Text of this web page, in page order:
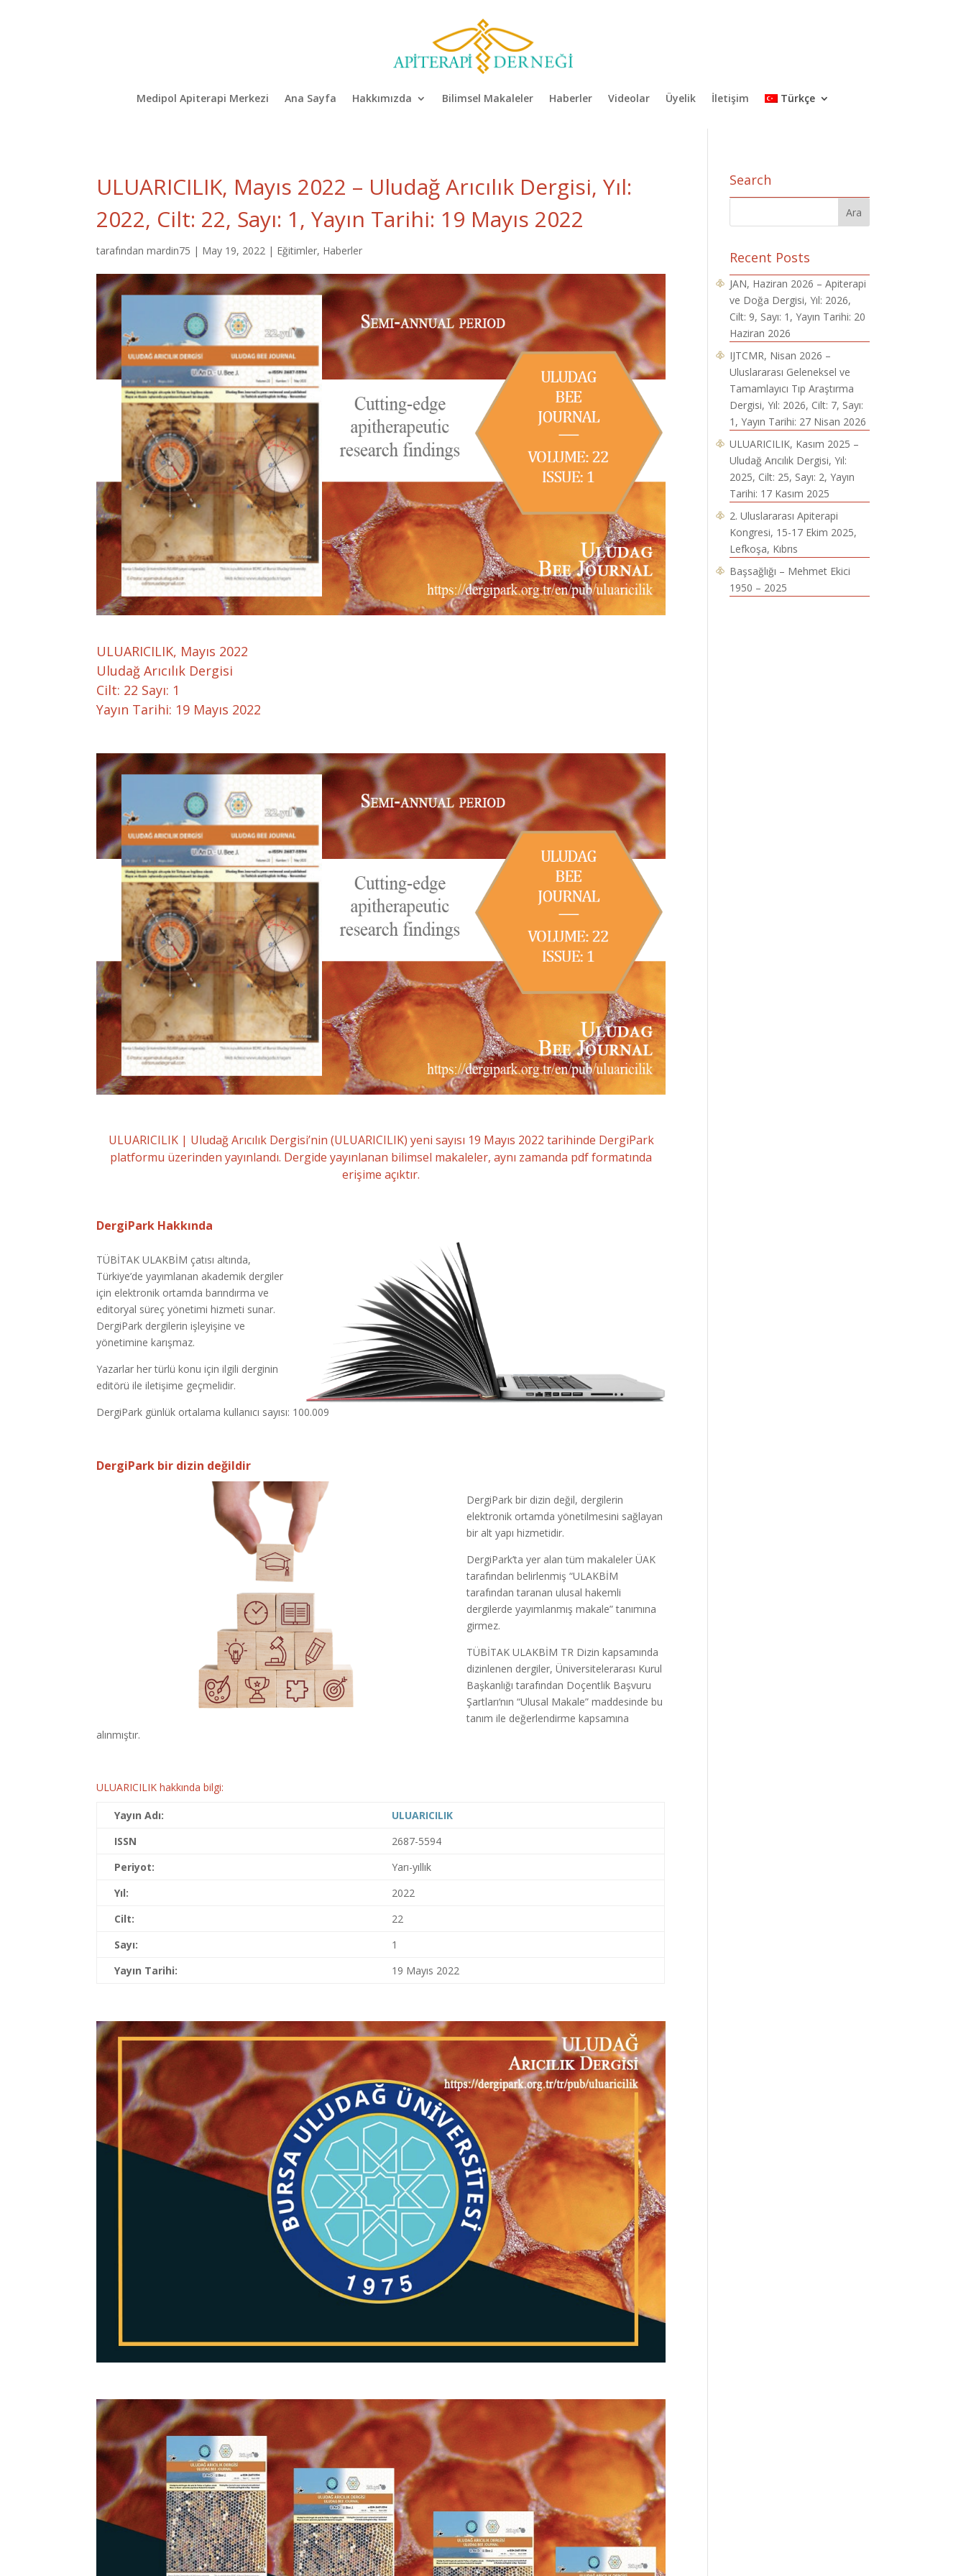
Medipol Apiterapi Merkezi Ana Sayfa Hakkımızda Bilimsel Makaleler Haberler Videolar Üyelik İletişim Türkçe
ULUARICILIK, Mayıs 2022 – Uludağ Arıcılık Dergisi, Yıl:
2022, Cilt: 22, Sayı: 1, Yayın Tarihi: 19 Mayıs 2022
tarafındanmardin75 | May 19, 2022 | Eğitimler, Haberler
ULUARICILIK, Mayıs 2022
Uludağ Arıcılık Dergisi
Cilt: 22 Sayı: 1
Yayın Tarihi: 19 Mayıs 2022
ULUARICILIK | Uludağ Arıcılık Dergisi’nin (ULUARICILIK) yeni sayısı 19 Mayıs 2022 tarihinde DergiPark
platformu üzerinden yayınlandı. Dergide yayınlanan bilimsel makaleler, aynı zamanda pdf formatında
erişime açıktır.
DergiPark Hakkında
TÜBİTAK ULAKBİM çatısı altında,
Türkiye’de yayımlanan akademik dergiler
için elektronik ortamda barındırma ve
editoryal süreç yönetimi hizmeti sunar.
DergiPark dergilerin işleyişine ve
yönetimine karışmaz.
Yazarlar her türlü konu için ilgili derginin
editörü ile iletişime geçmelidir.
DergiPark günlük ortalama kullanıcı sayısı: 100.009
DergiPark bir dizin değildir
DergiPark bir dizin değil, dergilerin
elektronik ortamda yönetilmesini sağlayan
bir alt yapı hizmetidir.
DergiPark’ta yer alan tüm makaleler ÜAK
tarafından belirlenmiş “ULAKBİM
tarafından taranan ulusal hakemli
dergilerde yayımlanmış makale” tanımına
girmez.
TÜBİTAK ULAKBİM TR Dizin kapsamında
dizinlenen dergiler, Üniversitelerarası Kurul
Başkanlığı tarafından Doçentlik Başvuru
Şartları‘nın “Ulusal Makale” maddesinde bu
tanım ile değerlendirme kapsamına
alınmıştır.
ULUARICILIK hakkında bilgi:
Yayın Adı:
ULUARICILIK
ISSN
2687-5594
Periyot:
Yarı-yıllık
Yıl:
2022
Cilt:
22
Sayı:
1
Yayın Tarihi:
19 Mayıs 2022
Search
Recent Posts
JAN, Haziran 2026 – Apiterapi
ve Doğa Dergisi, Yıl: 2026,
Cilt: 9, Sayı: 1, Yayın Tarihi: 20
Haziran 2026
IJTCMR, Nisan 2026 –
Uluslararası Geleneksel ve
Tamamlayıcı Tıp Araştırma
Dergisi, Yıl: 2026, Cilt: 7, Sayı:
1, Yayın Tarihi: 27 Nisan 2026
ULUARICILIK, Kasım 2025 –
Uludağ Arıcılık Dergisi, Yıl:
2025, Cilt: 25, Sayı: 2, Yayın
Tarihi: 17 Kasım 2025
2. Uluslararası Apiterapi
Kongresi, 15-17 Ekim 2025,
Lefkoşa, Kıbrıs
Başsağlığı – Mehmet Ekici
1950 – 2025